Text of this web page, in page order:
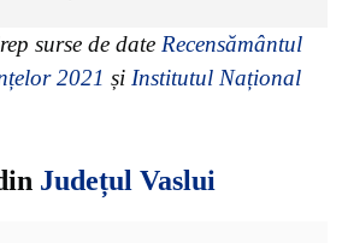
surse de date Recensământul
2021 și Institutul Național
Județul Vaslui